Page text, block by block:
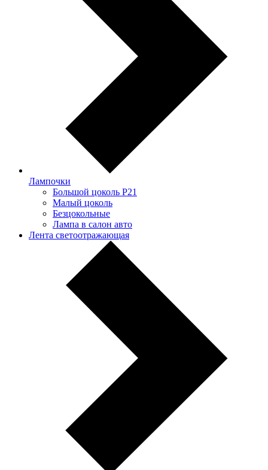
Лампочки
Большой цоколь P21
Малый цоколь
Безцокольные
Лампа в салон авто
Лента светоотражающая